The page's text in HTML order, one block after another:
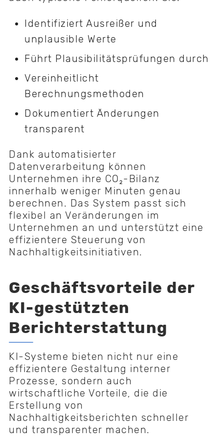
Identifiziert Ausreißer und
unplausible Werte
Führt Plausibilitätsprüfungen durch
Vereinheitlicht
Berechnungsmethoden
Dokumentiert Änderungen
transparent
Dank automatisierter
Datenverarbeitung können
Unternehmen ihre CO₂-Bilanz
innerhalb weniger Minuten genau
berechnen. Das System passt sich
flexibel an Veränderungen im
Unternehmen an und unterstützt eine
effizientere Steuerung von
Nachhaltigkeitsinitiativen.
Geschäftsvorteile der
KI-gestützten
Berichterstattung
KI-Systeme bieten nicht nur eine
effizientere Gestaltung interner
Prozesse, sondern auch
wirtschaftliche Vorteile, die die
Erstellung von
Nachhaltigkeitsberichten schneller
und transparenter machen.